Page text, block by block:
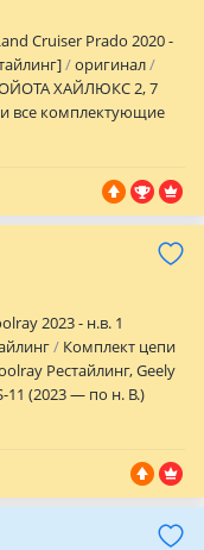
на выбор.
всё по двигателю,
капремонта
+ качественный
Наш Адрес:
Cruiser Prado 2020 -
оригинал
ХАЙЛЮКС 2, 7
все комплектующие
башмаки
двигателя Плавная
срок службы
В наличии в
ярус, 4 ряд, бутик 119А
2023 - н.в. 1
Комплект цепи
Рестайлинг, Geely
11 (2023 — по н. В.)